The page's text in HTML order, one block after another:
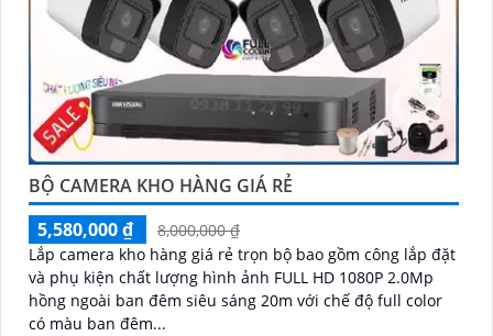
BỘ CAMERA KHO HÀNG GIÁ RẺ
5,580,000 ₫
8,000,000 ₫
Lắp camera kho hàng giá rẻ trọn bộ bao gồm công lắp đặt
và phụ kiện chất lượng hình ảnh FULL HD 1080P 2.0Mp
hồng ngoài ban đêm siêu sáng 20m với chế độ full color
có màu ban đêm...